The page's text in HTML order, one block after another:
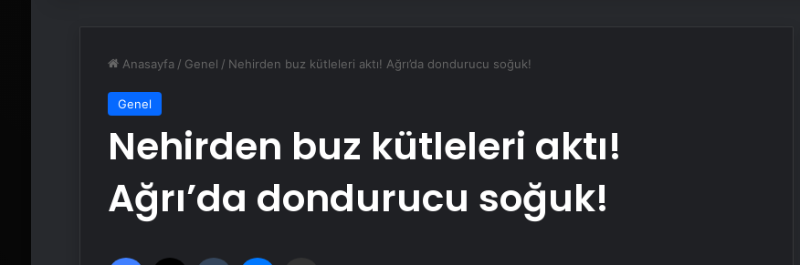
Anasayfa / Genel / Nehirden buz kütleleri aktı! Ağrı’da dondurucu soğuk!
Genel
Nehirden buz kütleleri aktı!
Ağrı’da dondurucu soğuk!
Facebook Tumblr